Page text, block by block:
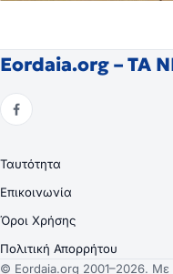
Eordaia.org – ΤΑ
Ταυτότητα
Επικοινωνία
Όροι Χρήσης
Πολιτική Απορρήτου
© Eordaia.org 2001–2026. Με